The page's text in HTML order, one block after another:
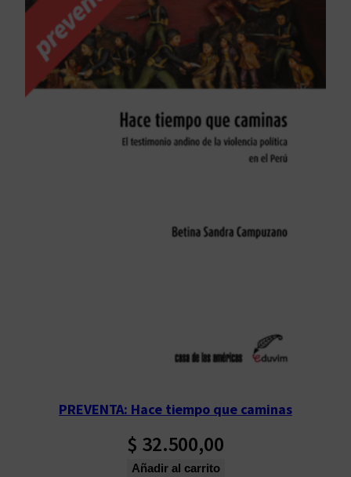
PREVENTA: Hace tiempo que caminas
$ 32.500,00
Añadir al carrito